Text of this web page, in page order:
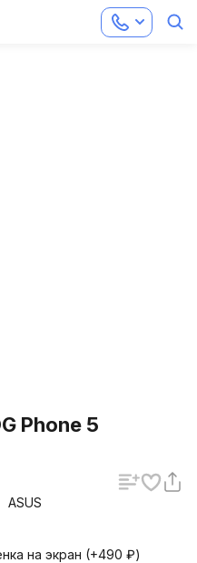
Phone 5
ASUS
на экран (+490 ₽)